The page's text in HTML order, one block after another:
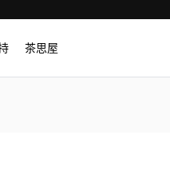
茶思屋